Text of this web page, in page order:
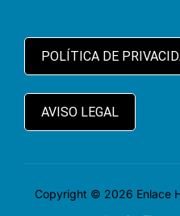
POLÍTICA DE
AVISO LEGAL
Copyright © 2026 Enlace